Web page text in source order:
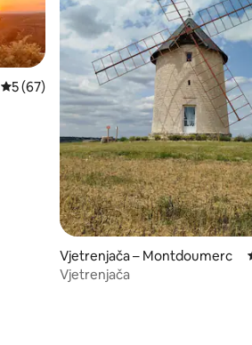
Prosječna ocjena: 5/5, recenzija: 67
5 (67)
Vjetrenjača – Montdoumerc
Vjetrenjača